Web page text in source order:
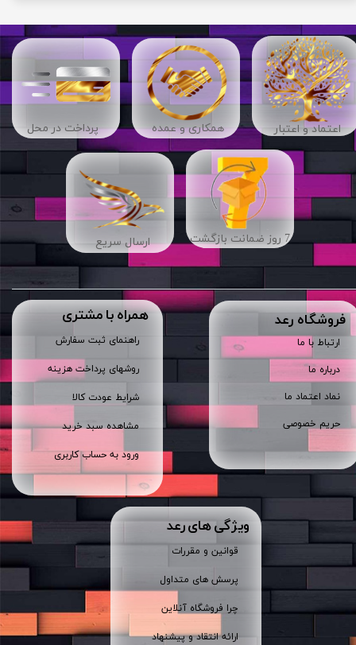
ارسال سریع
​فروشگاه رعد
ارتباط با ما
درباره ما
نماد اعتماد ما
حریم خصوصی
همراه با مشتری
راهنمای ثبت سفارش
روشهای پرداخت هزینه
شرایط عودت کالا
مشاهده سبد خرید
ورود به حساب کاربری
ویژگی های رعد
قوانین و مقررات
پرسش های متداول
چرا فروشگاه آنلاین
ارائه انتقاد و پیشنهاد
اعتماد و اعتبار
7 روز ضمانت بازگشت
پرداخت در محل ​​همکاری و عمده